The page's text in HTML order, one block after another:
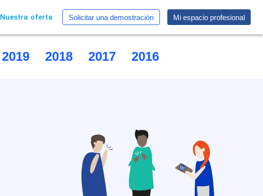
Nuestra oferta Solicitar una demostración Mi espacio profesional
2019 2018 2017 2016